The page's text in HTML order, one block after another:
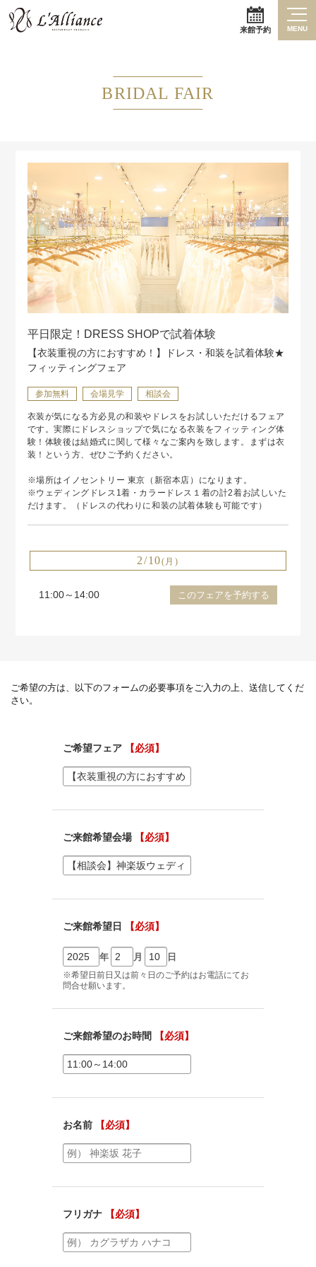
来館予約 MENU
BRIDAL FAIR
平日限定！DRESS SHOPで試着体験
【衣装重視の方におすすめ！】ドレス・和装を試着体験★
フィッティングフェア
参加無料 会場見学 相談会
衣装が気になる方必見の和装やドレスをお試しいただけるフェア
です。実際にドレスショップで気になる衣装をフィッティング体
験！体験後は結婚式に関して様々なご案内を致します。まずは衣
装！という方、ぜひご予約ください。
※場所はイノセントリー 東京（新宿本店）になります。
※ウェディングドレス1着・カラードレス１着の計2着お試しいた
だけます。（ドレスの代わりに和装の試着体験も可能です）
2/10(月)
11:00～14:00 このフェアを予約する